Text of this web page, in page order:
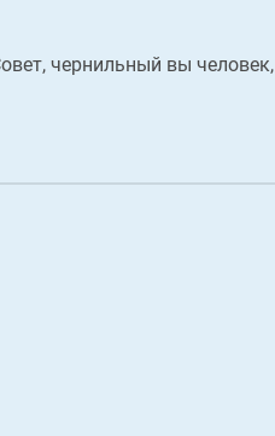
чернильный вы человек,